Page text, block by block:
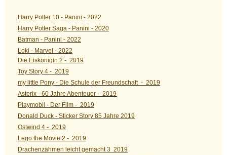
Harry Potter 10 - Panini - 2022
Harry Potter Saga - Panini - 2020
Batman - Panini - 2022
Loki - Marvel - 2022
Die Eiskönigin 2 - 2019
Toy Story 4 - 2019
my little Pony - Die Schule der Freundschaft - 2019
Asterix - 60 Jahre Abenteuer - 2019
Playmobil - Der Film - 2019
Donald Duck - Sticker Story 85 Jahre 2019
Ostwind 4 - 2019
Lego the Movie 2 - 2019
Drachenzähmen leicht gemacht 3 2019